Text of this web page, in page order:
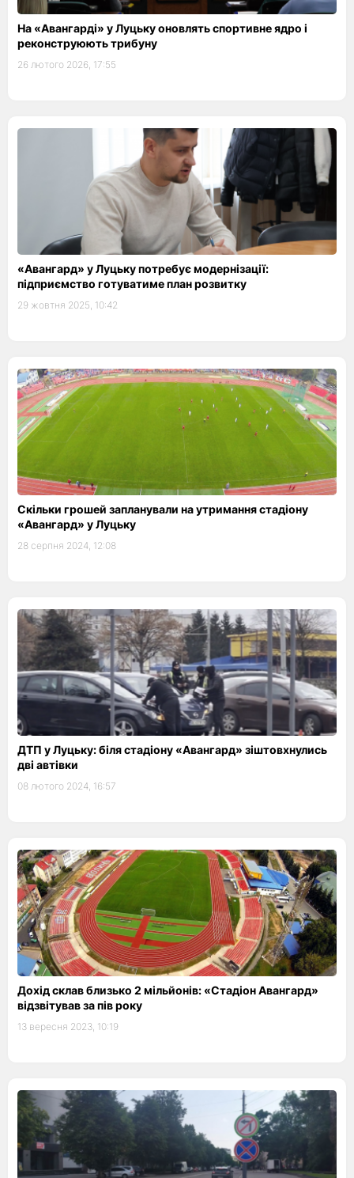
На «Авангарді» у Луцьку оновлять спортивне ядро і
реконструюють трибуну
26 лютого 2026, 17:55
«Авангард» у Луцьку потребує модернізації:
підприємство готуватиме план розвитку
29 жовтня 2025, 10:42
Скільки грошей запланували на утримання стадіону
«Авангард» у Луцьку
28 серпня 2024, 12:08
ДТП у Луцьку: біля стадіону «Авангард» зіштовхнулись
дві автівки
08 лютого 2024, 16:57
Дохід склав близько 2 мільйонів: «Стадіон Авангард»
відзвітував за пів року
13 вересня 2023, 10:19